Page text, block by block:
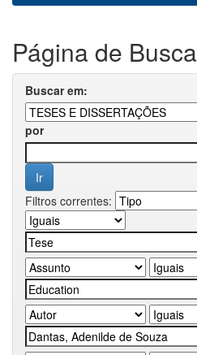
Página de Busca
Buscar em:
por
Filtros correntes: